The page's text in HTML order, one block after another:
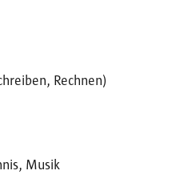
Rechnen)
Musik